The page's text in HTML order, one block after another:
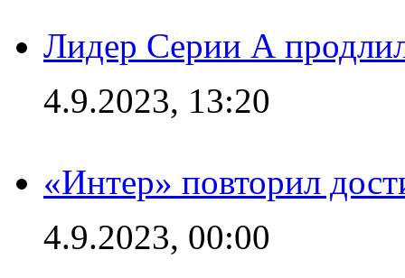
Лидер Серии А
4.9.2023, 13:20
«Интер» повторил
4.9.2023, 00:00